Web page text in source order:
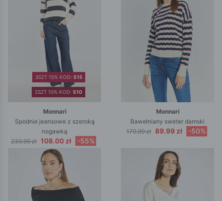
2SZT 10% KOD: S10
3SZT 15% KOD: S15
Monnari
Spodnie jeansowe z szeroką
nogawką
239.99 zł 108.00 zł -55%
Monnari
Bawełniany sweter damski
179.99 zł 89.99 zł -50%